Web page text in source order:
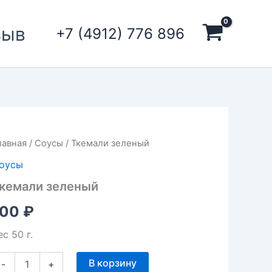
+7 (4912) 776 896
/ Соусы / Ткемали зеленый
зеленый
₽
50 г.
- + В корзину